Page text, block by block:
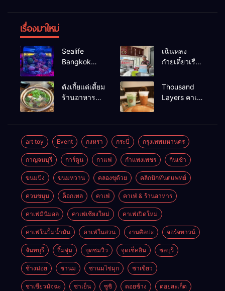
เรื่องมาใหม่
Sealife
Bangkok
แบงค์คอก
เฉินหลง
ก๋วยเตี๋ยวเรือ
อร่อยร้านดัง
หาดใหญ่
ตังเกี้ยแต่เตี้ยม
ร้านอาหาร
Thousand
Layers คาเฟ่
art toy Event กงหรา กระบี่ กรุงเทพมหานคร
กาญจนบุรี การ์ตูน กาแฟ กำแพงเพชร กินเช้า
ขนมปัง ขนมหวาน คลองขุด้วย คลิกนิกทันตแพทย์
ควนขนุน ค็อกเทล คาเฟ่ คาเฟ่ & ร้านอาหาร
คาเฟ่มินิมอล คาเฟ่เชียงใหม่ คาเฟ่เปิดใหม่
คาเฟ่ในปั้มน้ำมัน คาเฟ่ในสวน งานศิลปะ จอร์จทาวน์
จันทบุรี จิ้มจุ่ม จุดชมวิว จุดเช็คอิน ชลบุรี
ช้างม่อย ชานม ชานมไข่มุก ชาเขียว
ชาเขียวมัจฉะ ชาเย็น ซูชิ ดอยช้าง ดอยสะเก็ด